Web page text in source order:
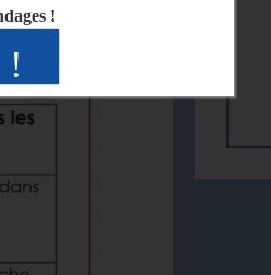
!
!